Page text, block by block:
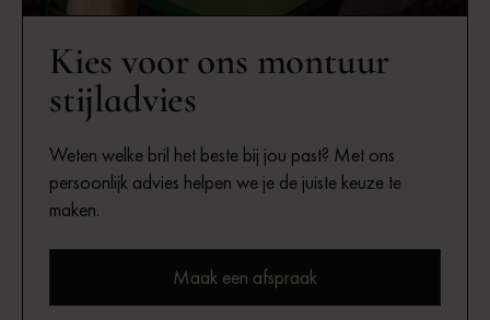
Kies voor ons montuur
stijladvies
Weten welke bril het beste bij jou past? Met ons
persoonlijk advies helpen we je de juiste keuze te
maken.
Maak een afspraak